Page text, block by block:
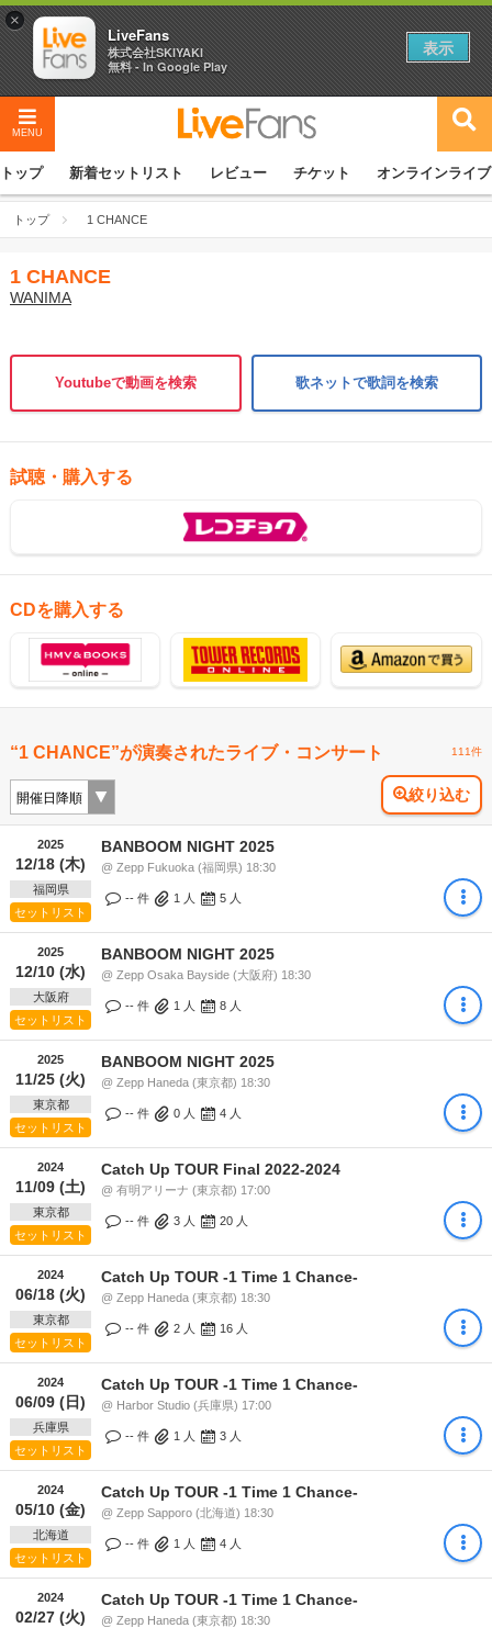
MENU
トップ 新着セットリスト レビュー チケット オンラインライブ
トップ 1 CHANCE
1 CHANCE
WANIMA
Youtubeで動画を検索 歌ネットで歌詞を検索
試聴・購入する
CDを購入する
“1 CHANCE”が演奏されたライブ・コンサート 111件
絞り込む
2025
12/18 (木)
福岡県
セットリスト
BANBOOM NIGHT 2025
@ Zepp Fukuoka (福岡県) 18:30
-- 件 1 人 5 人
2025
12/10 (水)
大阪府
セットリスト
BANBOOM NIGHT 2025
@ Zepp Osaka Bayside (大阪府) 18:30
-- 件 1 人 8 人
2025
11/25 (火)
東京都
セットリスト
BANBOOM NIGHT 2025
@ Zepp Haneda (東京都) 18:30
-- 件 0 人 4 人
2024
11/09 (土)
東京都
セットリスト
Catch Up TOUR Final 2022-2024
@ 有明アリーナ (東京都) 17:00
-- 件 3 人 20 人
2024
06/18 (火)
東京都
セットリスト
Catch Up TOUR -1 Time 1 Chance-
@ Zepp Haneda (東京都) 18:30
-- 件 2 人 16 人
2024
06/09 (日)
兵庫県
セットリスト
Catch Up TOUR -1 Time 1 Chance-
@ Harbor Studio (兵庫県) 17:00
-- 件 1 人 3 人
2024
05/10 (金)
北海道
セットリスト
Catch Up TOUR -1 Time 1 Chance-
@ Zepp Sapporo (北海道) 18:30
-- 件 1 人 4 人
2024
02/27 (火)
Catch Up TOUR -1 Time 1 Chance-
@ Zepp Haneda (東京都) 18:30
×
LiveFans
株式会社SKIYAKI
無料 - In Google Play
表示